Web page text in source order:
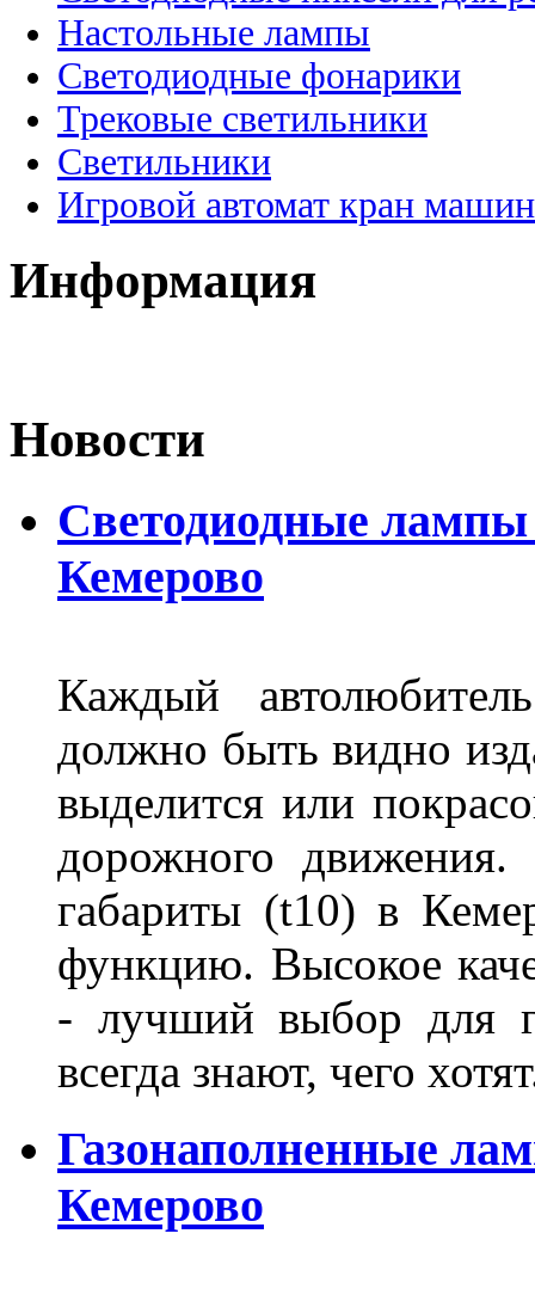
Настольные лампы
Светодиодные фонарики
Трековые светильники
Светильники
Игровой автомат кран
Информация
Новости
Светодиодные
Кемерово
Каждый
должно быть видно
выделится или
дорожного
габариты (t10) в
функцию. Высокое
- лучший выбор для
всегда знают, чего
Газонаполненные
Кемерово